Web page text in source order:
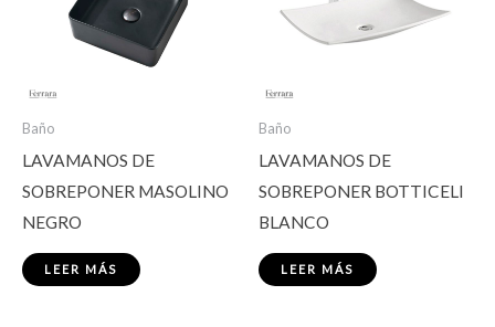
Baño
LAVAMANOS DE
SOBREPONER MASOLINO
NEGRO
LEER MÁS
Baño
LAVAMANOS DE
SOBREPONER BOTTICELI
BLANCO
LEER MÁS